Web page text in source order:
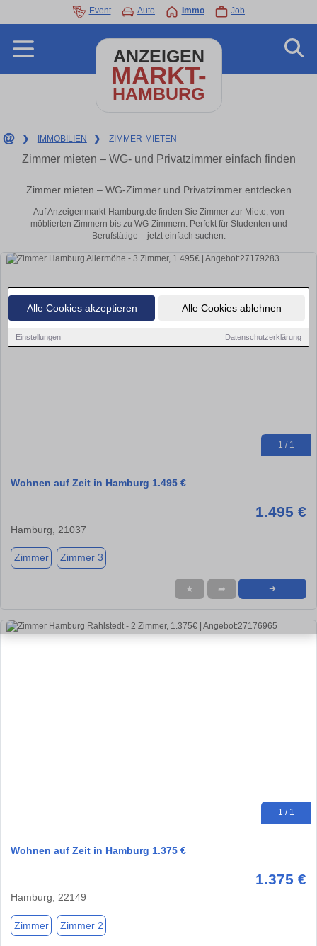
Alle Cookies akzeptieren Alle Cookies ablehnen
Einstellungen Datenschutzerklärung
Event Auto Immo Job
ANZEIGEN
MARKT-
HAMBURG
❯ IMMOBILIEN ❯ ZIMMER-MIETEN
Zimmer mieten – WG- und Privatzimmer einfach finden
Zimmer mieten – WG-Zimmer und Privatzimmer entdecken
Auf Anzeigenmarkt-Hamburg.de finden Sie Zimmer zur Miete, von
möblierten Zimmern bis zu WG-Zimmern. Perfekt für Studenten und
Berufstätige – jetzt einfach suchen.
1 / 1
Wohnen auf Zeit in Hamburg 1.495 €
1.495 €
Hamburg, 21037
Zimmer Zimmer 3
★ ➦ ➜
1 / 1
Wohnen auf Zeit in Hamburg 1.375 €
1.375 €
Hamburg, 22149
Zimmer Zimmer 2